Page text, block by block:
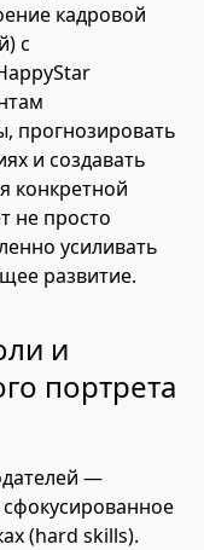
кадровой
с
прогнозировать
и создавать
конкретной
не просто
усиливать
развитие.
и
портрета
—
(hard skills).